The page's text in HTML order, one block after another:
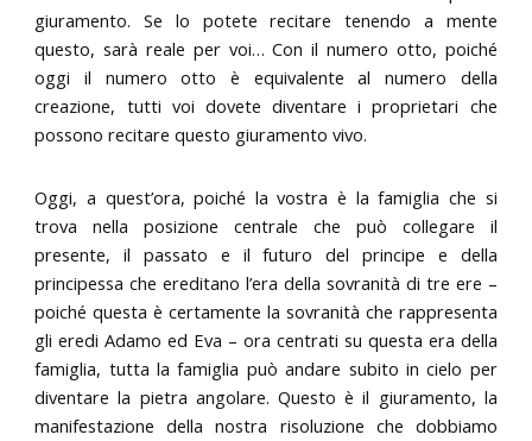
giuramento. Se lo potete recitare tenendo a mente
questo, sarà reale per voi… Con il numero otto, poiché
oggi il numero otto è equivalente al numero della
creazione, tutti voi dovete diventare i proprietari che
possono recitare questo giuramento vivo.
Oggi, a quest’ora, poiché la vostra è la famiglia che si
trova nella posizione centrale che può collegare il
presente, il passato e il futuro del principe e della
principessa che ereditano l’era della sovranità di tre ere –
poiché questa è certamente la sovranità che rappresenta
gli eredi Adamo ed Eva – ora centrati su questa era della
famiglia, tutta la famiglia può andare subito in cielo per
diventare la pietra angolare. Questo è il giuramento, la
manifestazione della nostra risoluzione che dobbiamo